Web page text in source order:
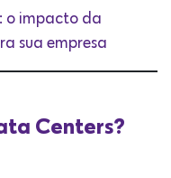
o impacto da
sua empresa
Centers?